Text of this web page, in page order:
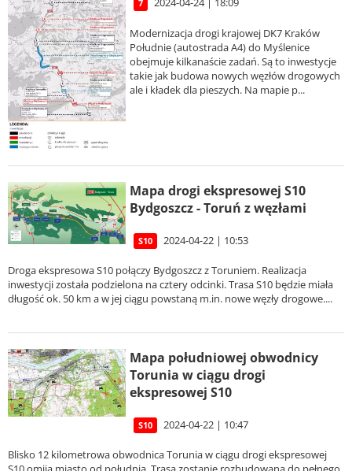
7
Modernizacja drogi krajowej DK7 Kraków
Południe (autostrada A4) do Myślenice
obejmuje kilkanaście zadań. Są to inwestycje
takie jak budowa nowych węzłów drogowych
ale i kładek dla pieszych. Na mapie p...
Mapa drogi ekspresowej S10
Bydgoszcz - Toruń z węzłami
S10 2024-04-22 | 10:53
Droga ekspresowa S10 połączy Bydgoszcz z Toruniem. Realizacja
inwestycji została podzielona na cztery odcinki. Trasa S10 będzie miała
długość ok. 50 km a w jej ciągu powstaną m.in. nowe węzły drogowe....
Mapa południowej obwodnicy
Torunia w ciągu drogi
ekspresowej S10
S10 2024-04-22 | 10:47
Blisko 12 kilometrowa obwodnica Torunia w ciągu drogi ekspresowej